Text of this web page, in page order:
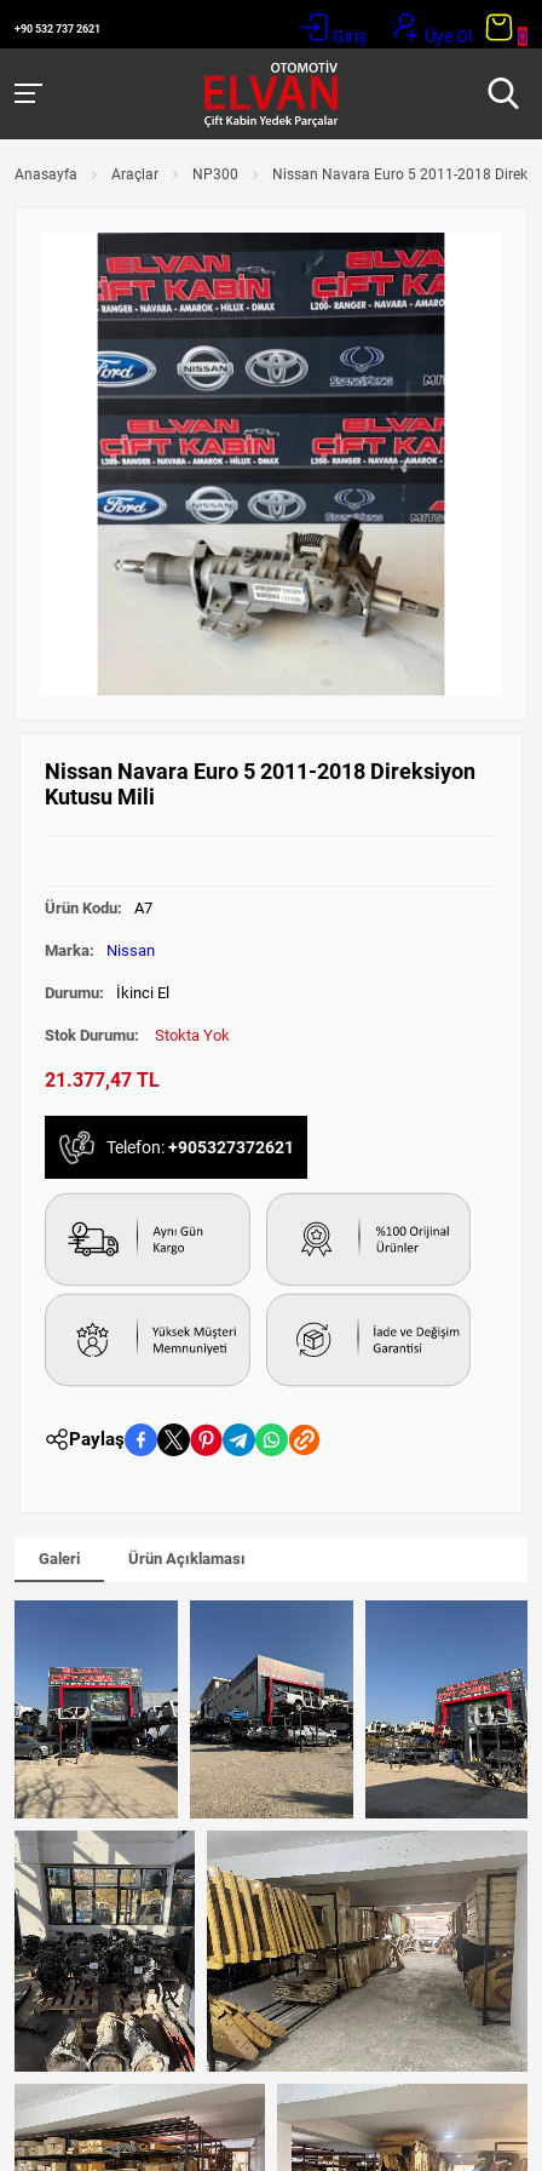
+90 532 737 2621 Giriş Üye Ol 0
Anasayfa Araçlar NP300 Nissan Navara Euro 5 2011-2018
Nissan Navara Euro 5 2011-2018 Direksiyon
Kutusu Mili
Ürün Kodu: A7
Marka: Nissan
Durumu: İkinci El
Stok Durumu: Stokta Yok
21.377,47 TL
Telefon:+905327372621
Paylaş
Galeri Ürün Açıklaması